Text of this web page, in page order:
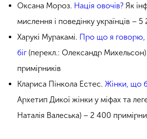
Оксана Мороз. Нація овочів? Як
мислення і поведінку українців –
Харукі Муракамі. Про що я говорю,
біг (перекл.: Олександр
примірників
Клариса Пінкола Естес. Жінки, що
Архетип Дикої жінки у міфах та
Наталія Валеська) – 2 400